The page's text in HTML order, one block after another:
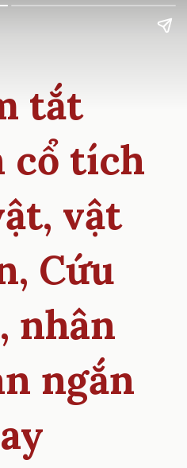
tắt
cổ tích
vật
Cứu
nhân
ngắn